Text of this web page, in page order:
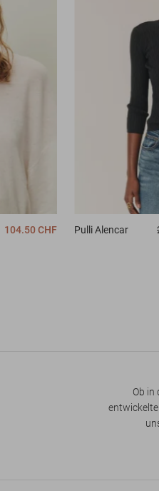
104.50 CHF Pulli Alencar
Ob in